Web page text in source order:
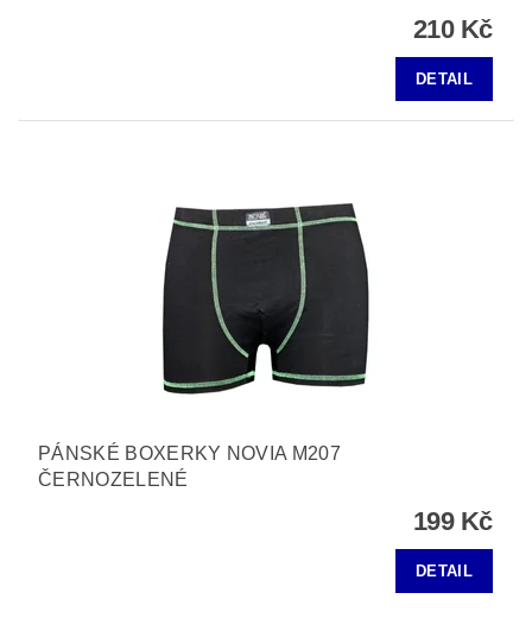
210 Kč
DETAIL
PÁNSKÉ BOXERKY NOVIA M207
ČERNOZELENÉ
199 Kč
DETAIL